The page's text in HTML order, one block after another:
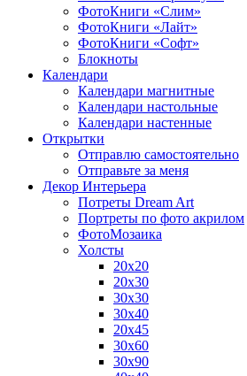
ФотоКниги «Слим»
ФотоКниги «Лайт»
ФотоКниги «Софт»
Блокноты
Календари
Календари магнитные
Календари настольные
Календари настенные
Открытки
Отправлю самостоятельно
Отправьте за меня
Декор Интерьера
Потреты Dream Art
Портреты по фото акрилом
ФотоМозаика
Холсты
20х20
20х30
30х30
30х40
20х45
30х60
30х90